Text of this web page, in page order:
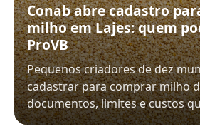
Conab abre cadastro
milho em Lajes: quem
ProVB
Pequenos criadores de dez
cadastrar para comprar milho
documentos, limites e custos